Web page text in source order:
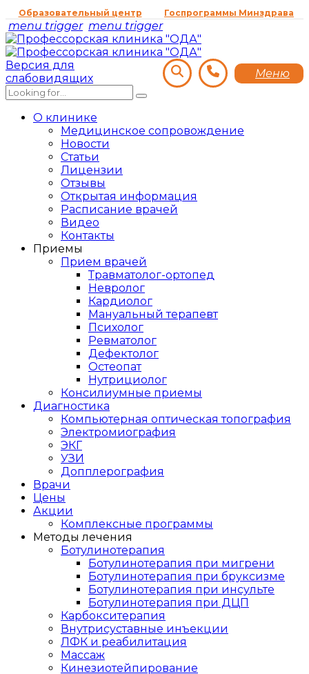
Образовательный центр Госпрограммы Минздрава
menu trigger menu trigger
Меню
Версия для
слабовидящих
О клинике
Медицинское сопровождение
Новости
Статьи
Лицензии
Отзывы
Открытая информация
Расписание врачей
Видео
Контакты
Приемы
Прием врачей
Травматолог-ортопед
Невролог
Кардиолог
Мануальный терапевт
Психолог
Ревматолог
Дефектолог
Остеопат
Нутрициолог
Консилиумные приемы
Диагностика
Компьютерная оптическая топография
Электромиография
ЭКГ
УЗИ
Допплерография
Врачи
Цены
Акции
Комплексные программы
Методы лечения
Ботулинотерапия
Ботулинотерапия при мигрени
Ботулинотерапия при бруксизме
Ботулинотерапия при инсульте
Ботулинотерапия при ДЦП
Карбокситерапия
Внутрисуставные инъекции
ЛФК и реабилитация
Массаж
Кинезиотейпирование